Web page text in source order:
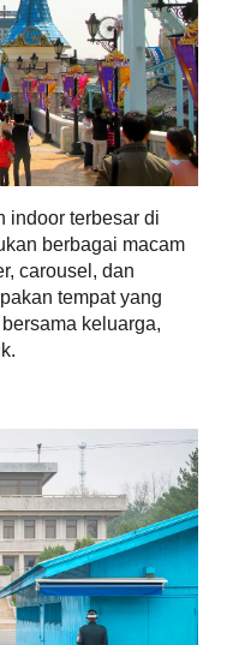
indoor terbesar di
berbagai macam
carousel, dan
tempat yang
keluarga,